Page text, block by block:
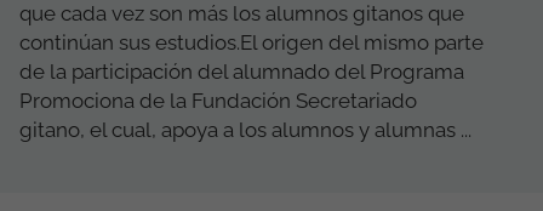
que cada vez son más los alumnos gitanos que
continúan sus estudios.El origen del mismo parte
de la participación del alumnado del Programa
Promociona de la Fundación Secretariado
gitano, el cual, apoya a los alumnos y alumnas ...